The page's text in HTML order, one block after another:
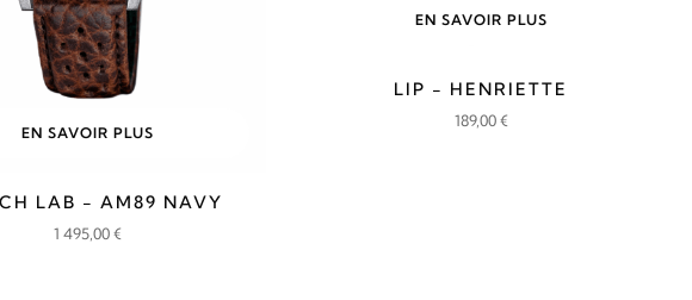
EN SAVOIR PLUS
LAB - AM89 NAVY
1 495,00€
EN SAVOIR PLUS
LIP - HENRIETTE
189,00€